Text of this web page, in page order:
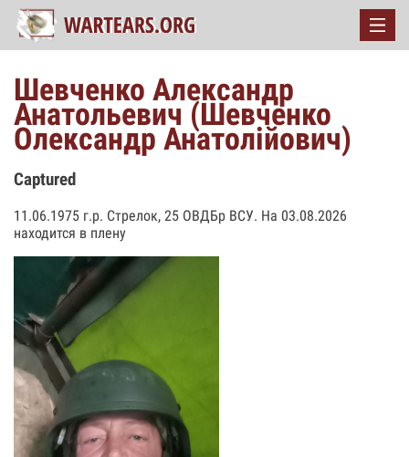
Шевченко Александр
Анатольевич (Шевченко
Олександр Анатолійович)
Captured
11.06.1975 г.р. Стрелок, 25 ОВДБр ВСУ. На 03.08.2026
находится в плену